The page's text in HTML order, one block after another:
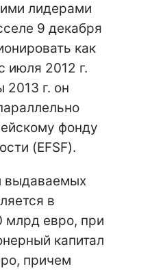
лидерами
9 декабря
как
июля 2012 г.
2013 г. он
фонду
(EFSF).
выдаваемых
в
млрд евро, при
капитал
причем